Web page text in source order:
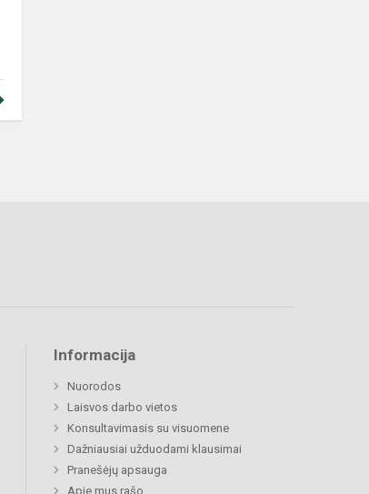
Informacija
Nuorodos
Laisvos darbo vietos
Konsultavimasis su visuomene
Dažniausiai užduodami klausimai
Pranešėjų apsauga
Apie mus rašo